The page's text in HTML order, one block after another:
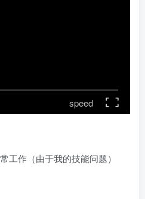
speed
工作（由于我的技能问题）